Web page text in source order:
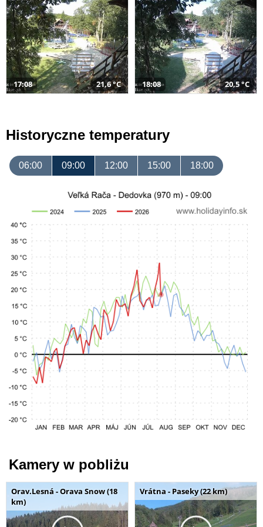
17:08 21,6 °C 18:08 20,5 °C
Historyczne temperatury
06:00 09:00 12:00 15:00 18:00
Kamery w pobliżu
Orav.Lesná - Orava Snow (18
km)
Vrátna - Paseky (22 km)